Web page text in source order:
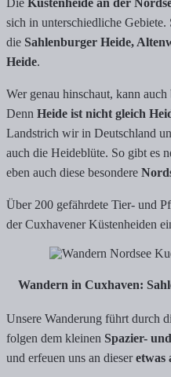
Die Küstenheide an der
sich in unterschiedliche Gebiete.
die Sahlenburger Heide,
Heide.
Wer genau hinschaut, kann
Denn Heide ist nicht gleich
Landstrich wir in Deutschland
auch die Heideblüte. So gibt es
eben auch diese besondere
Über 200 gefährdete Tier- und
der Cuxhavener Küstenheiden
Wandern in Cuxhaven:
Unsere Wanderung führt durch
folgen dem kleinen Spazier-
und erfeuen uns an dieseretwas